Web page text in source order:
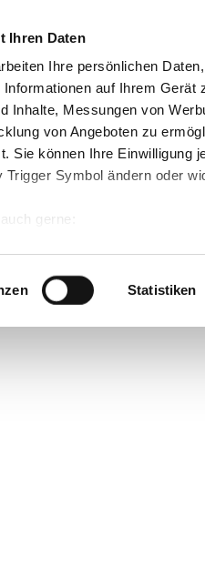
Ihren Daten
Ihre persönlichen
auf Ihrem Gerät
Inhalte, Messungen von
von Angeboten zu
Sie können Ihre Einwilligung
Symbol ändern oder
gerne:
nach bestimmten
persönlichen Daten
fest.
Statistiken